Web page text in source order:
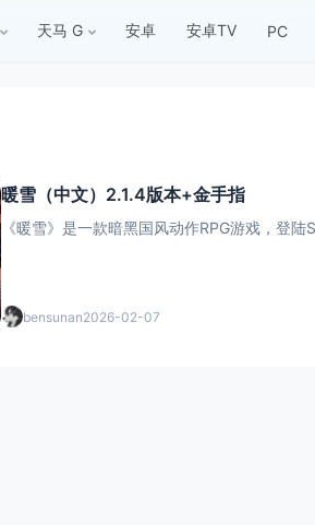
天马 G 安卓 安卓TV PC
暖雪（中文）2.1.4版本+金手指
《暖雪》是一款暗黑国风动作RPG游戏，登
bensunan2026-02-07